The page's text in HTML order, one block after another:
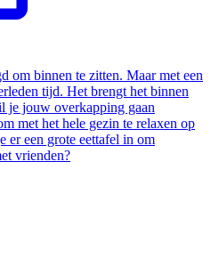
om binnen te zitten. Maar met een
tijd. Het brengt het binnen
je jouw overkapping gaan
met het hele gezin te relaxen op
er een grote eettafel in om
vrienden?